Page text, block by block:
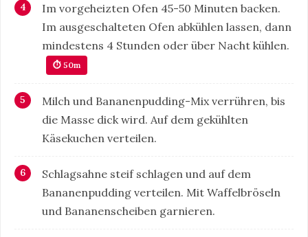
Im vorgeheizten Ofen 45-50 Minuten backen.
Im ausgeschalteten Ofen abkühlen lassen, dann
mindestens 4 Stunden oder über Nacht kühlen.
⏱ 50m
Milch und Bananenpudding-Mix verrühren, bis
die Masse dick wird. Auf dem gekühlten
Käsekuchen verteilen.
Schlagsahne steif schlagen und auf dem
Bananenpudding verteilen. Mit Waffelbröseln
und Bananenscheiben garnieren.